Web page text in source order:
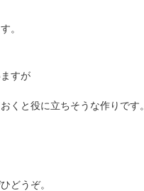
。
すが
くと役に立ちそうな作りです。
どうぞ。